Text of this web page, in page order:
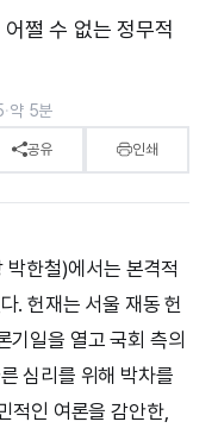
쩔 수 없는 정무적
·약 5분
공유 인쇄
한철)에서는 본격적
. 헌재는 서울 재동 헌
기일을 열고 국회 측의
심리를 위해 박차를
적인 여론을 감안한,